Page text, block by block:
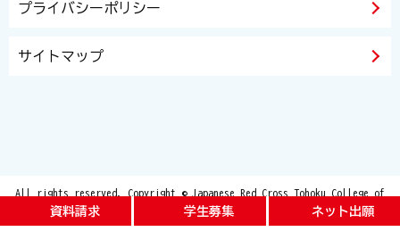
資料請求 学生募集 ネット出願
プライバシーポリシー
サイトマップ
All rights reserved. Copyright © Japanese Red Cross Tohoku College of
Nursing and Japanese Red Cross Tohoku Junior College of Care and Welfare